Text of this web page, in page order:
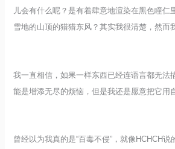
儿会有什么呢？是有着肆意地渲染在黑色瞳仁
雪地的山顶的猎猎东风？其实我很清楚，然
我一直相信，如果一样东西已经连语言都无法
能是增添无尽的烦恼，但是我还是愿意把它
曾经以为我真的是“百毒不侵”，就像HCHCH